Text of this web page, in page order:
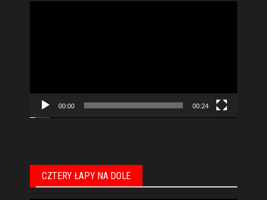
00:00 00:24
CZTERY ŁAPY NA DOLE